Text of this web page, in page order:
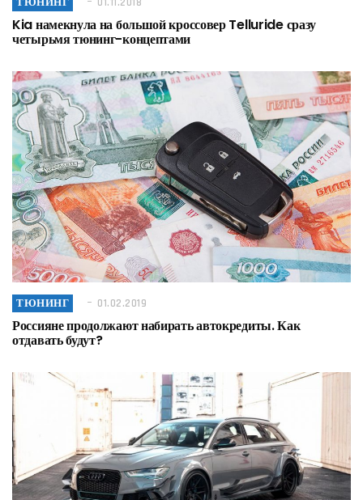
Kia намекнула на большой кроссовер Telluride сразу
четырьмя тюнинг-концептами
ТЮНИНГ 01.02.2019
Россияне продолжают набирать автокредиты. Как
отдавать будут?